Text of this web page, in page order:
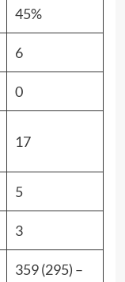
45%
6
0
17
5
3
359 (295) –